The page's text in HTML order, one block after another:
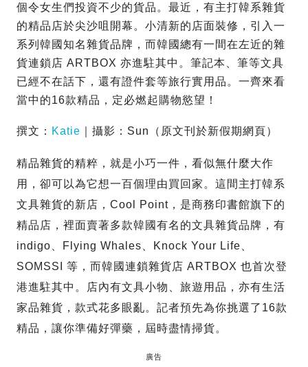
個令女生們投資不少的貨品。最近，有主打韓系雜貨
的精品店於尖沙咀開幕。小清新的店面裝修，引入一
系列韓國知名雜貨品牌，而韓國總有一間在左近的雜
貨連鎖店 ARTBOX 亦進駐其中。筆記本、筆等文具
已經不在話下，還有證件套等旅行實用品。一齊來看
當中的16款精品，定必燃起購物慾望！
撰文： Katie ｜攝影：Sun（原文刊於新假期網頁）
精品雜貨的精粹，就是小巧一件，看似無什麼大作
用，卻可以為它想一百個理由買回家。這間主打韓系
文具雜貨的新店，Cool Point，是商務印書館旗下的
精品店，裡面賣著多款韓國有名的文具雜貨品牌，有
indigo、Flying Whales、Knock Your Life、
SOMSSI 等，而韓國連鎖雜貨店 ARTBOX 也首次登
港進駐其中。店內有文具小物、旅遊用品，亦有生活
家品雜貨，款式花多眼亂。記者預先為你挑選了16款
精品，讓你準備好彈藥，屆時盡情掃貨。
廣告